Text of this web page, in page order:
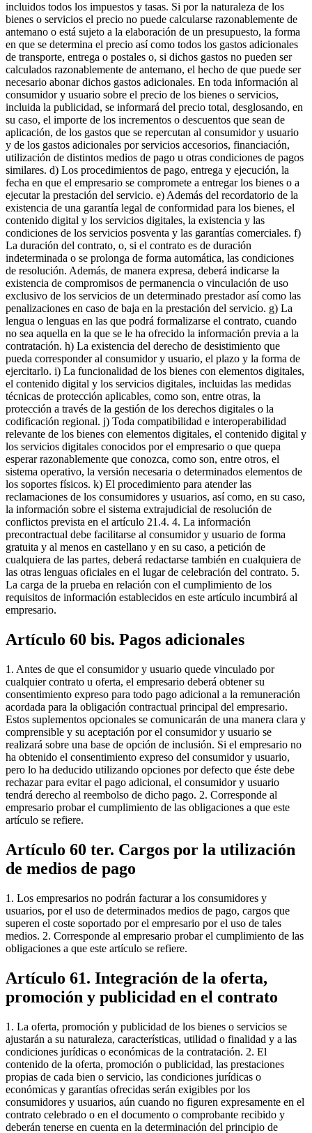
incluidos todos los impuestos y tasas. Si por la naturaleza de los
bienes o servicios el precio no puede calcularse razonablemente de
antemano o está sujeto a la elaboración de un presupuesto, la forma
en que se determina el precio así como todos los gastos adicionales
de transporte, entrega o postales o, si dichos gastos no pueden ser
calculados razonablemente de antemano, el hecho de que puede ser
necesario abonar dichos gastos adicionales. En toda información al
consumidor y usuario sobre el precio de los bienes o servicios,
incluida la publicidad, se informará del precio total, desglosando, en
su caso, el importe de los incrementos o descuentos que sean de
aplicación, de los gastos que se repercutan al consumidor y usuario
y de los gastos adicionales por servicios accesorios, financiación,
utilización de distintos medios de pago u otras condiciones de pagos
similares. d) Los procedimientos de pago, entrega y ejecución, la
fecha en que el empresario se compromete a entregar los bienes o a
ejecutar la prestación del servicio. e) Además del recordatorio de la
existencia de una garantía legal de conformidad para los bienes, el
contenido digital y los servicios digitales, la existencia y las
condiciones de los servicios posventa y las garantías comerciales. f)
La duración del contrato, o, si el contrato es de duración
indeterminada o se prolonga de forma automática, las condiciones
de resolución. Además, de manera expresa, deberá indicarse la
existencia de compromisos de permanencia o vinculación de uso
exclusivo de los servicios de un determinado prestador así como las
penalizaciones en caso de baja en la prestación del servicio. g) La
lengua o lenguas en las que podrá formalizarse el contrato, cuando
no sea aquella en la que se le ha ofrecido la información previa a la
contratación. h) La existencia del derecho de desistimiento que
pueda corresponder al consumidor y usuario, el plazo y la forma de
ejercitarlo. i) La funcionalidad de los bienes con elementos digitales,
el contenido digital y los servicios digitales, incluidas las medidas
técnicas de protección aplicables, como son, entre otras, la
protección a través de la gestión de los derechos digitales o la
codificación regional. j) Toda compatibilidad e interoperabilidad
relevante de los bienes con elementos digitales, el contenido digital y
los servicios digitales conocidos por el empresario o que quepa
esperar razonablemente que conozca, como son, entre otros, el
sistema operativo, la versión necesaria o determinados elementos de
los soportes físicos. k) El procedimiento para atender las
reclamaciones de los consumidores y usuarios, así como, en su caso,
la información sobre el sistema extrajudicial de resolución de
conflictos prevista en el artículo 21.4. 4. La información
precontractual debe facilitarse al consumidor y usuario de forma
gratuita y al menos en castellano y en su caso, a petición de
cualquiera de las partes, deberá redactarse también en cualquiera de
las otras lenguas oficiales en el lugar de celebración del contrato. 5.
La carga de la prueba en relación con el cumplimiento de los
requisitos de información establecidos en este artículo incumbirá al
empresario.
Artículo 60 bis. Pagos adicionales
1. Antes de que el consumidor y usuario quede vinculado por
cualquier contrato u oferta, el empresario deberá obtener su
consentimiento expreso para todo pago adicional a la remuneración
acordada para la obligación contractual principal del empresario.
Estos suplementos opcionales se comunicarán de una manera clara y
comprensible y su aceptación por el consumidor y usuario se
realizará sobre una base de opción de inclusión. Si el empresario no
ha obtenido el consentimiento expreso del consumidor y usuario,
pero lo ha deducido utilizando opciones por defecto que éste debe
rechazar para evitar el pago adicional, el consumidor y usuario
tendrá derecho al reembolso de dicho pago. 2. Corresponde al
empresario probar el cumplimiento de las obligaciones a que este
artículo se refiere.
Artículo 60 ter. Cargos por la utilización
de medios de pago
1. Los empresarios no podrán facturar a los consumidores y
usuarios, por el uso de determinados medios de pago, cargos que
superen el coste soportado por el empresario por el uso de tales
medios. 2. Corresponde al empresario probar el cumplimiento de las
obligaciones a que este artículo se refiere.
Artículo 61. Integración de la oferta,
promoción y publicidad en el contrato
1. La oferta, promoción y publicidad de los bienes o servicios se
ajustarán a su naturaleza, características, utilidad o finalidad y a las
condiciones jurídicas o económicas de la contratación. 2. El
contenido de la oferta, promoción o publicidad, las prestaciones
propias de cada bien o servicio, las condiciones jurídicas o
económicas y garantías ofrecidas serán exigibles por los
consumidores y usuarios, aún cuando no figuren expresamente en el
contrato celebrado o en el documento o comprobante recibido y
deberán tenerse en cuenta en la determinación del principio de